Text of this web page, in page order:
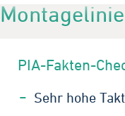
PIA-Fakten-
Sehr hohe